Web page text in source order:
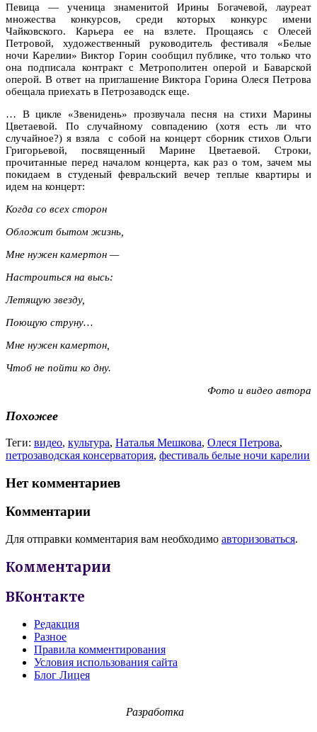
Певица — ученица знаменитой Ирины Богачевой, лауреат
множества конкурсов, среди которых конкурс имени
Чайковского. Карьера ее на взлете. Прощаясь с Олесей
Петровой, художественный руководитель фестиваля «Белые
ночи Карелии» Виктор Горин сообщил публике, что только что
она подписала контракт с Метрополитен оперой и Баварской
оперой. В ответ на приглашение Виктора Горина Олеся Петрова
обещала приехать в Петрозаводск еще.
… В цикле «Звенидень» прозвучала песня на стихи Марины
Цветаевой. По случайному совпадению (хотя есть ли что
случайное?) я взяла с собой на концерт сборник стихов Ольги
Григорьевой, посвященный Марине Цветаевой. Строки,
прочитанные перед началом концерта, как раз о том, зачем мы
покидаем в студеный февральский вечер теплые квартиры и
идем на концерт:
Когда со всех сторон
Обложит бытом жизнь,
Мне нужен камертон —
Настроиться на высь:
Летящую звезду,
Поющую струну…
Мне нужен камертон,
Чтоб не пойти ко дну.
Фото и видео автора
Похожее
Теги: видео, культура, Наталья Мешкова, Олеся Петрова,
петрозаводская консерватория, фестиваль белые ночи карелии
Нет комментариев
Комментарии
Для отправки комментария вам необходимо авторизоваться.
Комментарии
ВКонтакте
Редакция
Разное
Правила комментирования
Условия использования сайта
Блог Лицея
Разработка